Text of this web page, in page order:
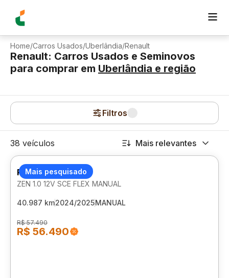
Home/Carros Usados/Uberlândia/Renault
Renault: Carros Usados e Seminovos
para comprar em Uberlândia e região
Filtros
38 veículos Mais relevantes
Mais pesquisado
RENAULT KWID
ZEN 1.0 12V SCE FLEX MANUAL
40.987 km2024/2025MANUAL
R$ 57.490
R$ 56.490